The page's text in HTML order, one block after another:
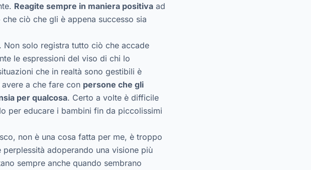
Reagite sempre in maniera positivaad
ciò che gli è appena successo sia
solo registra tutto ciò che accade
le espressioni del viso di chi lo
che in realtà sono gestibili è
a che fare con persone che gli
per qualcosa. Certo a volte è difficile
per educare i bambini fin da piccolissimi
non è una cosa fatta per me, è troppo
adoperando una visione più
sempre anche quando sembrano